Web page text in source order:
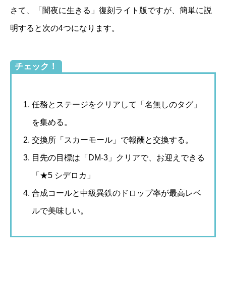
さて、「闇夜に生きる」復刻ライト版ですが、簡単に説
明すると次の4つになります。
チェック！
任務とステージをクリアして「名無しのタグ」
を集める。
交換所「スカーモール」で報酬と交換する。
目先の目標は「DM-3」クリアで、お迎えできる
「★5 シデロカ」
合成コールと中級異鉄のドロップ率が最高レベ
ルで美味しい。